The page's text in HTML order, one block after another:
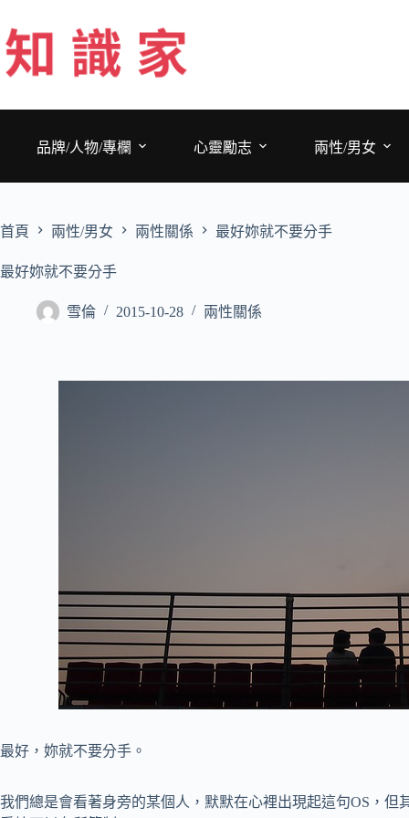
至
主
要
品牌/人物/專欄
心靈勵志 兩性/男女
首頁 兩性/男女 兩性關係 最好妳就不要分手
最好妳就不要分手
雪倫 2015-10-28 兩性關係
最好，妳就不要分手。
我們總是會看著身旁的某個人，默默在心裡出現起這句OS，但